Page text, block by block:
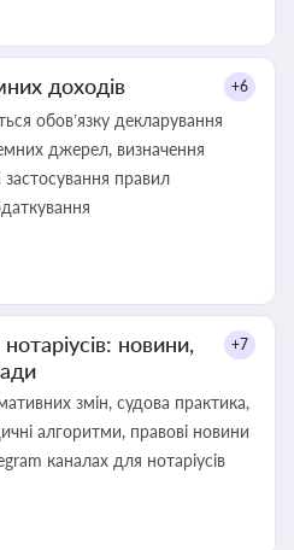
доходів +6
обов’язку декларування
джерел, визначення
застосування правил
новини,
+7
змін, судова практика,
алгоритми, правові новини
каналах для нотаріусів